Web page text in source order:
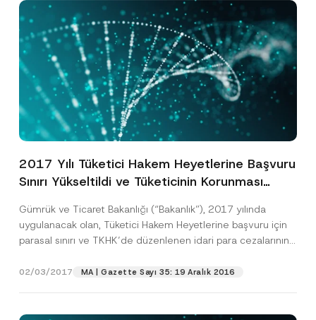
2017 Yılı Tüketici Hakem Heyetlerine Başvuru
Sınırı Yükseltildi ve Tüketicinin Korunması
Arttırıldı
Gümrük ve Ticaret Bakanlığı (“Bakanlık”), 2017 yılında
uygulanacak olan, Tüketici Hakem Heyetlerine başvuru için
parasal sınırı ve TKHK’de düzenlenen idari para cezalarının
02/03/2017 MA | Gazette Sayı 35: 19 Aralık 2016